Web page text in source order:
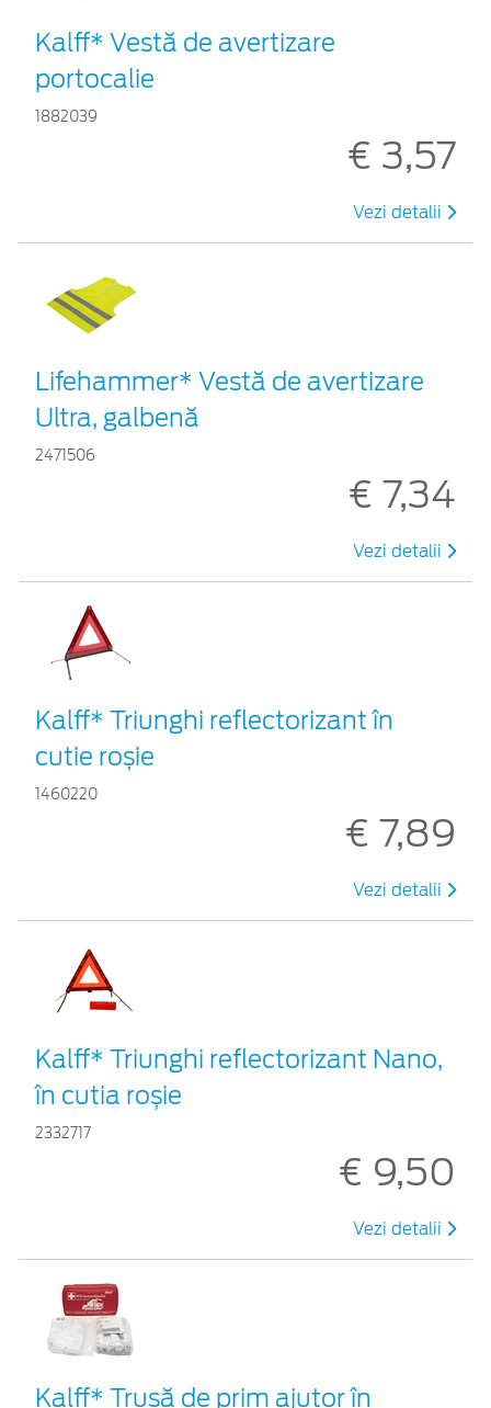
Kalff* Vestă de avertizare
portocalie
1882039
€ 3,57
Vezi detalii
Lifehammer* Vestă de avertizare
Ultra, galbenă
2471506
€ 7,34
Vezi detalii
Kalff* Triunghi reflectorizant în
cutie roșie
1460220
€ 7,89
Vezi detalii
Kalff* Triunghi reflectorizant Nano,
în cutia roșie
2332717
€ 9,50
Vezi detalii
Kalff* Trusă de prim ajutor în